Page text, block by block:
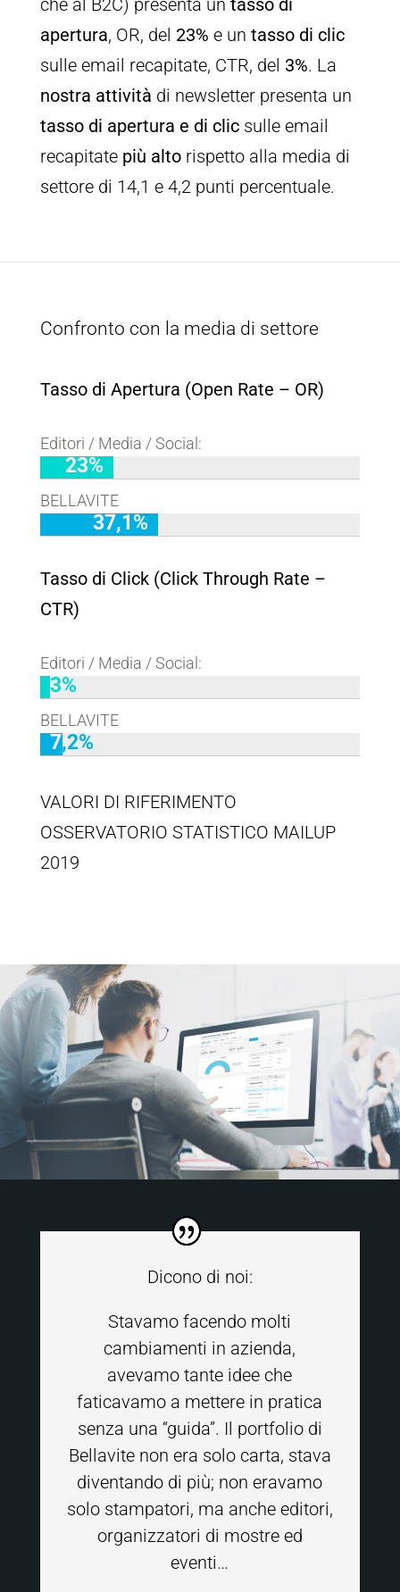
apertura, OR, del 23% e un tasso di clic
sulle email recapitate, CTR, del 3%. La
nostra attività di newsletter presenta un
tasso di apertura e di clicsulle email
recapitate più altorispetto alla media di
settore di 14,1 e 4,2 punti percentuale.
Confronto con la media di settore
Tasso di Apertura (Open Rate – OR)
Editori / Media / Social:
23%
23%
BELLAVITE
37,1%
37,1%
Tasso di Click (Click Through Rate –
CTR)
Editori / Media / Social:
3%
3%
BELLAVITE
7,2%
7,2%
VALORI DI RIFERIMENTO
OSSERVATORIO STATISTICO MAILUP
2019
Dicono di noi:
Stavamo facendo molti
cambiamenti in azienda,
avevamo tante idee che
faticavamo a mettere in pratica
senza una “guida”. Il portfolio di
Bellavite non era solo carta, stava
diventando di più; non eravamo
solo stampatori, ma anche editori,
organizzatori di mostre ed
eventi…